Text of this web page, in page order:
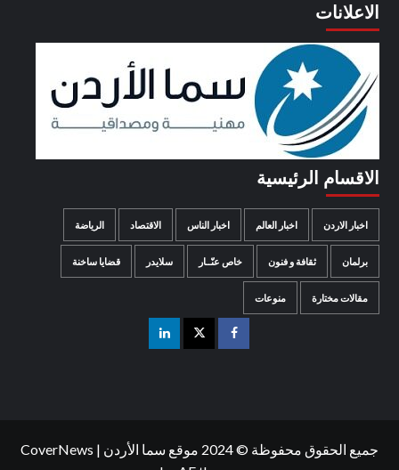
الاعلانات
الاقسام الرئيسية
اخبار الاردن اخبار العالم اخبار الناس الاقتصاد الرياضة
برلمان ثقافة و فنون خاص عنّــار سلايدر قضايا ساخنة
مقالات مختارة منوعات
جميع الحقوق محفوظة © 2024 موقع سما الأردن |
CoverNews